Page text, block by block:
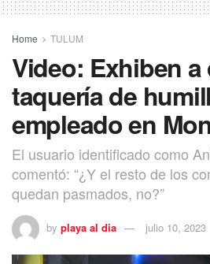
Home TULUM
Video: Exhiben
taquería de
empleado en
El usuario identificado como
comentó: “¿Y el resto de los
quedan pasmados, no?”
by playa al dia julio 10, 2023